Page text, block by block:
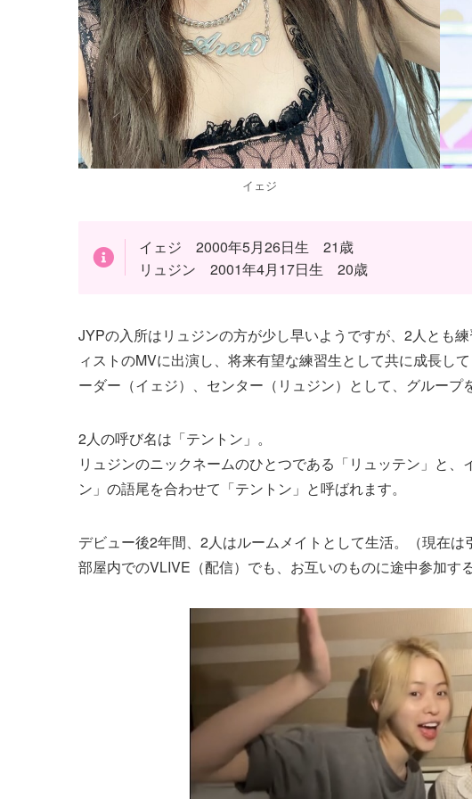
イェジ
イェジ 2000年5月26日生 21歳
リュジン 2001年4月17日生 20歳
JYPの入所はリュジンの方が少し早いようですが、2人とも
ィストのMVに出演し、将来有望な練習生として共に成長し
ーダー（イェジ）、センター（リュジン）として、グループ
2人の呼び名は「テントン」。
リュジンのニックネームのひとつである「リュッテン」と
ン」の語尾を合わせて「テントン」と呼ばれます。
デビュー後2年間、2人はルームメイトとして生活。（現在は
部屋内でのVLIVE（配信）でも、お互いのものに途中参加す